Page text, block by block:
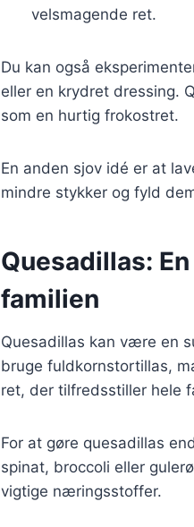
velsmagende ret.
Du kan også
eller en krydret dressing.
som en hurtig frokostret.
En anden sjov idé er at
mindre stykker og fyld
Quesadillas:
familien
Quesadillas kan være en
bruge fuldkornstortillas,
ret, der tilfredsstiller hele
For at gøre quesadillas
spinat, broccoli eller
vigtige næringsstoffer.